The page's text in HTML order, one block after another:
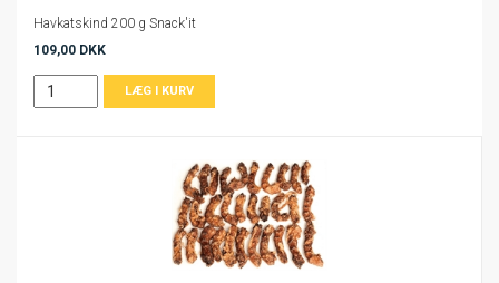
Havkatskind 200 g Snack'it
109,00 DKK